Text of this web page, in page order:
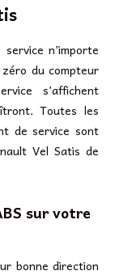
n’importe
du compteur
s’affichent
Toutes les
de service sont
Vel Satis de
sur votre
bonne direction